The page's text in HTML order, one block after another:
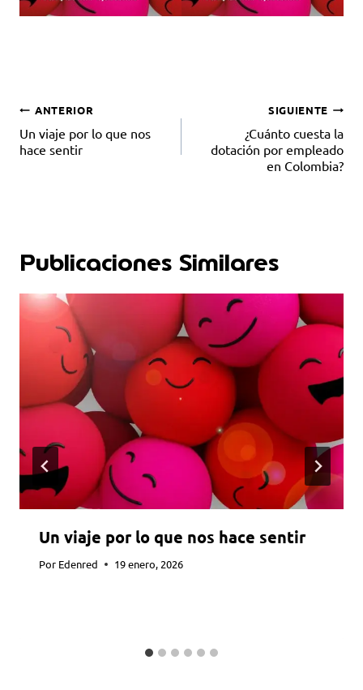
ANTERIOR
Un viaje por lo que nos
hace sentir
SIGUIENTE
¿Cuánto cuesta la
dotación por empleado
en Colombia?
Publicaciones Similares
Un viaje por lo que nos hace sentir
Por Edenred 19 enero, 2026